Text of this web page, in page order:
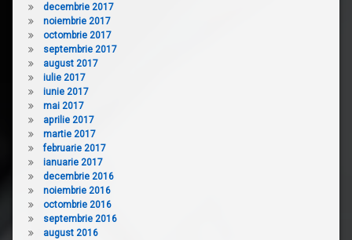
decembrie 2017
noiembrie 2017
octombrie 2017
septembrie 2017
august 2017
iulie 2017
iunie 2017
mai 2017
aprilie 2017
martie 2017
februarie 2017
ianuarie 2017
decembrie 2016
noiembrie 2016
octombrie 2016
septembrie 2016
august 2016